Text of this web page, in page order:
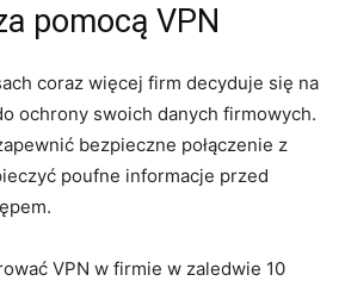
pomocą⁤ VPN
coraz więcej⁣ firm decyduje się na
‍ochrony swoich⁢ danych firmowych.
bezpieczne połączenie z
poufne informacje przed⁢
VPN w firmie w zaledwie‌ 10